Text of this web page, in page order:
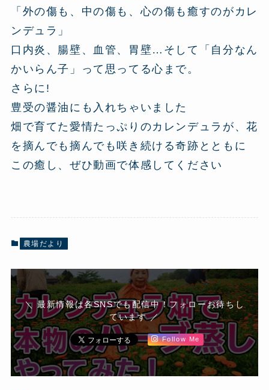
「外の傷も、中の傷も、心の傷も癒すのがカレ
ンデュラ」
口内炎、腸壁、血管、胃壁…そして「自分なん
かいらん子」って思ってる心まで。
さらに!
豊受の醤油にも入れちゃいました
畑で育てた愛情たっぷりのカレンデュラが、花
を摘んでも摘んでも咲き続ける奇跡とともに
この癒し、ぜひ動画で体感してください
農場だより
＼ 最新情報は各SNSでも配信中！フォローお待ちし
ています ／
Follow Me